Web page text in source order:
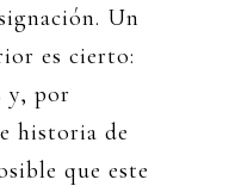
Un
es cierto:
y, por
historia de
que este